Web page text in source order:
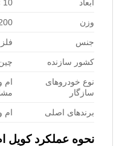
ابعاد 10 × 5 × 3 سانتی‌متر
وزن 200
جنس
کشور سازنده
نوع خودروهای
سازگار
ام
برندهای اصلی ام
نحوه عملکردکویل